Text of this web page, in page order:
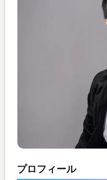
プロフィール